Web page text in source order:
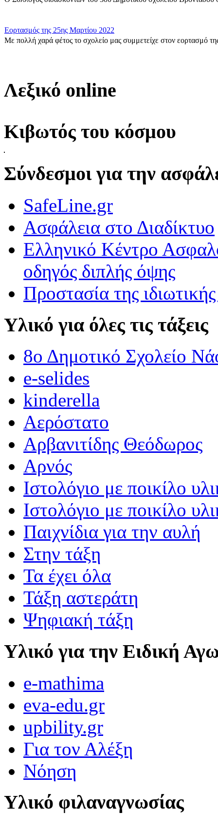
Εορτασμός της 25ης Μαρτίου 2022
Με πολλή χαρά φέτος το σχολείο μας συμμετείχε στον εορτασμό
ΣΤ\' Τάξη-Δράση για τον σχολικό εκφοβισμό
Εκφράζομαι μέσα από την τέχνη.\r\nΠαρατηρήσαμε πολύ
ΟΙ ΑΓΡΙΟΠΑΠΙΕΣ ΠΕΤΟΥΝ ΣΤΟ 3Ο ΔΗΜΟΤΙΚΟ ΣΧΟΛΕΙΟ
ΟΙ ΑΓΡΙΟΠΑΠΙΕΣ ΠΕΤΟΥΝ ΣΤΟ 3Ο ΔΗΜΟΤΙΚΟ ΣΧΟΛΕΙΟ
Λεξικό online
Κιβωτός του κόσμου
Σύνδεσμοι για την
SafeLine.gr
Ασφάλεια στο Διαδίκτυο
Ελληνικό Κέντρο
οδηγός διπλής όψης
Προστασία της
Υλικό για όλες τις τάξεις
8ο Δημοτικό Σχολείο
e-selides
kinderella
Αερόστατο
Αρβανιτίδης Θεόδωρος
Αρνός
Ιστολόγιο με ποικίλο
Ιστολόγιο με ποικίλο
Παιχνίδια για την αυλή
Στην τάξη
Τα έχει όλα
Τάξη αστεράτη
Ψηφιακή τάξη
Υλικό για την Ειδική
e-mathima
eva-edu.gr
upbility.gr
Για τον Αλέξη
Νόηση
Υλικό φιλαναγνωσίας